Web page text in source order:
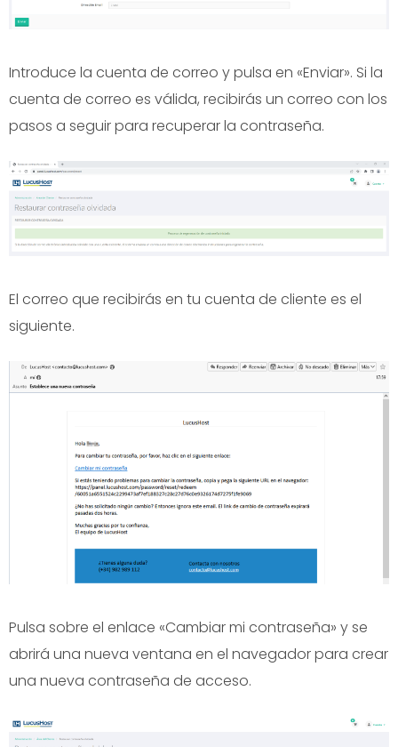
Introduce la cuenta de correo y pulsa en «Enviar». Si la
cuenta de correo es válida, recibirás un correo con los
pasos a seguir para recuperar la contraseña.
El correo que recibirás en tu cuenta de cliente es el
siguiente.
Pulsa sobre el enlace «Cambiar mi contraseña» y se
abrirá una nueva ventana en el navegador para crear
una nueva contraseña de acceso.